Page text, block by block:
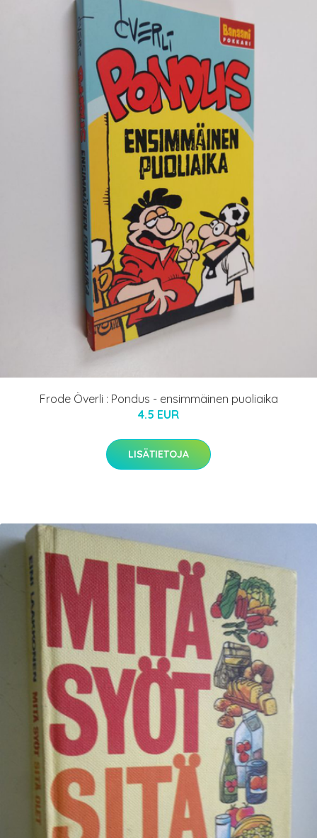
Frode Överli : Pondus - ensimmäinen puoliaika
4.5 EUR
LISÄTIETOJA